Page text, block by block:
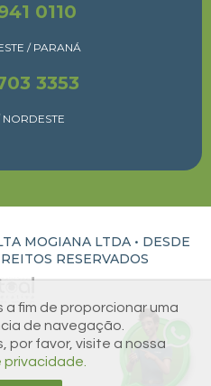
0110
/ PARANÁ
3353
MOGIANA LTDA • DESDE
RESERVADOS
fim de proporcionar uma
de navegação.
por favor, visite a nossa